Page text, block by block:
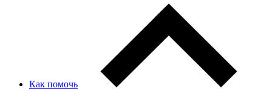
Как помочь